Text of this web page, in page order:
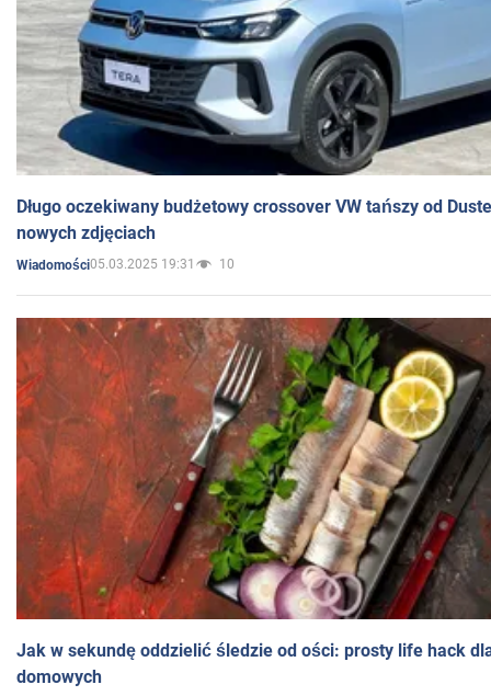
Długo oczekiwany budżetowy crossover VW tańszy od
nowych zdjęciach
Wiadomości05.03.2025 19:31 10
Jak w sekundę oddzielić śledzie od ości: prosty life hack
domowych